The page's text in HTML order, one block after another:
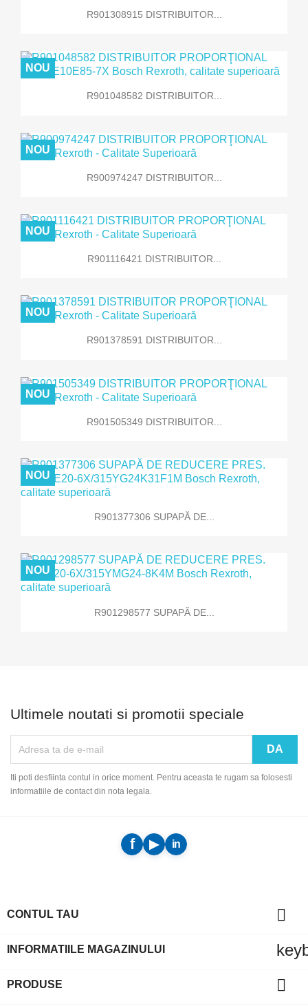
R901308915 DISTRIBUITOR...
R901048582 DISTRIBUITOR...
NOU
R900974247 DISTRIBUITOR...
NOU
R901116421 DISTRIBUITOR...
NOU
R901378591 DISTRIBUITOR...
NOU
R901505349 DISTRIBUITOR...
NOU
R901377306 SUPAPĂ DE...
NOU
R901298577 SUPAPĂ DE...
NOU
Ultimele noutati si promotii speciale
Iti poti desfiinta contul in orice moment. Pentru aceasta te rugam sa folosesti
informatiile de contact din nota legala.
CONTUL TAU 
INFORMATIILE MAGAZINULUI
PRODUSE 